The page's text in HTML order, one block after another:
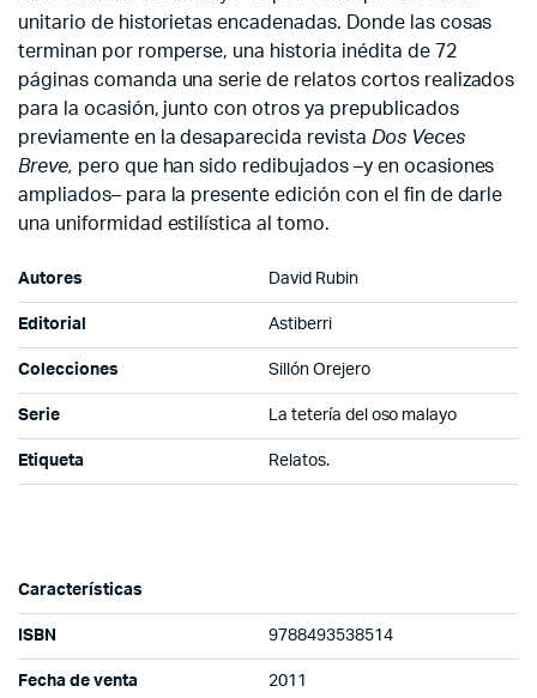
unitario de historietas encadenadas. Donde las cosas
terminan por romperse, una historia inédita de 72
páginas comanda una serie de relatos cortos realizados
para la ocasión, junto con otros ya prepublicados
previamente en la desaparecida revista Dos Veces
Breve, pero que han sido redibujados –y en ocasiones
ampliados– para la presente edición con el fin de darle
una uniformidad estilística al tomo.
Autores David Rubin
Editorial Astiberri
Colecciones Sillón Orejero
Serie La tetería del oso malayo
Etiqueta Relatos.
Características
ISBN 9788493538514
Fecha de venta 2011